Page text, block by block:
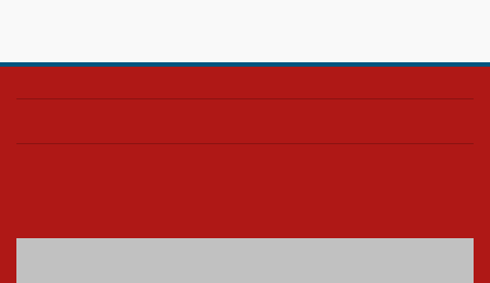
Confira como foi o culto mensal